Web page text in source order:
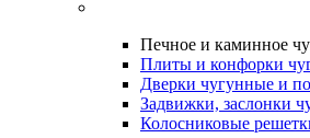
Печное и каминное
Плиты и конфорки
Дверки чугунные и
Задвижки, заслонки
Колосниковые